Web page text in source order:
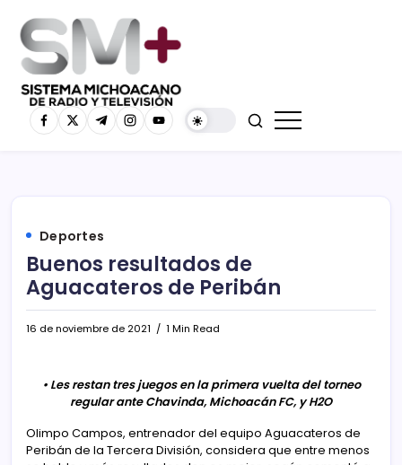
Deportes
Buenos resultados de
Aguacateros de Peribán
16 de noviembre de 2021 1 Min Read
• Les restan tres juegos en la primera vuelta del torneo
regular ante Chavinda, Michoacán FC, y H2O
Olimpo Campos, entrenador del equipo Aguacateros de
Peribán de la Tercera División, considera que entre menos